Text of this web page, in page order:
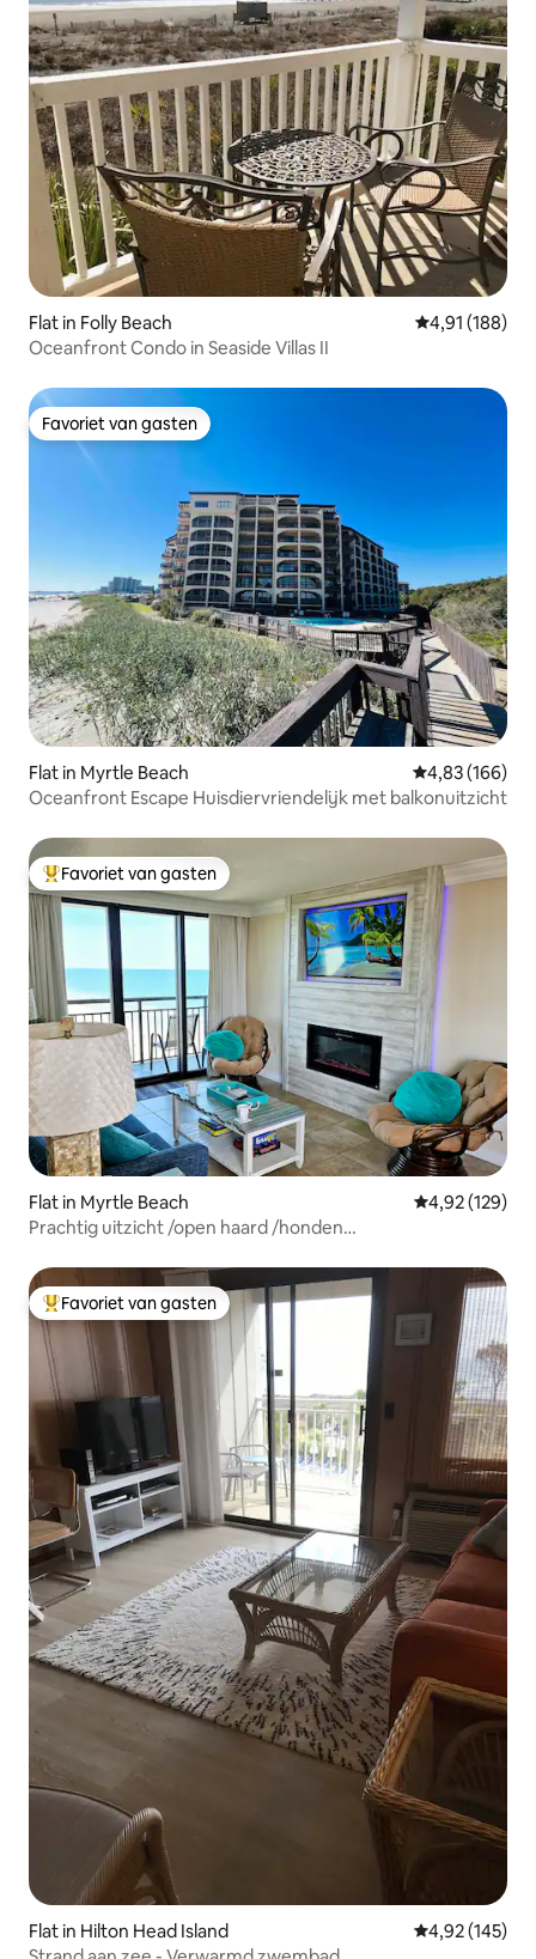
Flat in Folly Beach Gemiddelde
4,91 (188)
Oceanfront Condo in Seaside Villas II
Favoriet van gasten
Favoriet van gasten
Flat in Myrtle Beach Gemiddelde
4,83 (166)
Oceanfront Escape Huisdiervriendelijk met balkonuitzicht
Topfavoriet van gasten
Favoriet van gasten
Flat in Myrtle Beach Gemiddelde
4,92 (129)
Prachtig uitzicht /open haard /honden
Topfavoriet van gasten
Favoriet van gasten
Flat in Hilton Head Island Gemiddelde
4,92 (145)